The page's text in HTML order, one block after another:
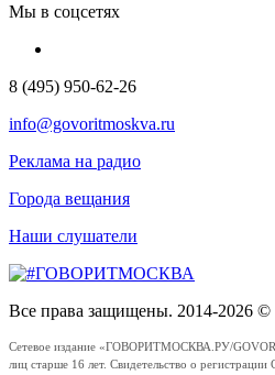
Мы в соцсетях
8 (495) 950-62-26
info@govoritmoskva.ru
Реклама на радио
Города вещания
Наши слушатели
Все права защищены. 2014-2026 ©
Сетевое издание «ГОВОРИТМОСКВА.РУ/
лиц старше 16 лет. Свидетельство о